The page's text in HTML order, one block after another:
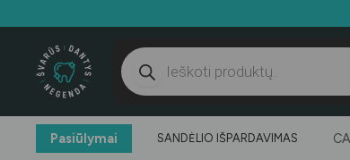
Products
search
Pasiūlymai SANDĖLIO IŠPARDAVIMAS